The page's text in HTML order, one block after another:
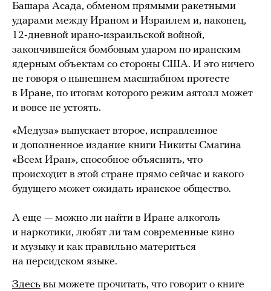
Башара Асада, обменом прямыми ракетными
ударами между Ираном и Израилем и, наконец,
12-дневной ирано-израильской войной,
закончившейся бомбовым ударом по иранским
ядерным объектам со стороны США. И это ничего
не говоря о нынешнем масштабном протесте
в Иране, по итогам которого режим аятолл может
и вовсе не устоять.
«Медуза» выпускает второе, исправленное
и дополненное издание книги Никиты Смагина
«Всем Иран», способное объяснить, что
происходит в этой стране прямо сейчас и какого
будущего может ожидать иранское общество.
А еще — можно ли найти в Иране алкоголь
и наркотики, любят ли там современные кино
и музыку и как правильно материться
на персидском языке.
Здесь вы можете прочитать, что говорит о книге